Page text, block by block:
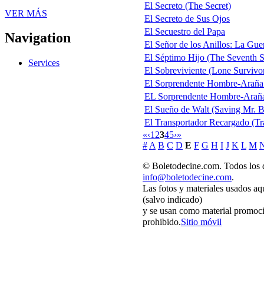
VER MÁS
Navigation
Services
El Secreto (The Secret)
El Secreto de Sus Ojos
El Secuestro del Papa
El Señor de los Anillos: La
El Séptimo Hijo (The Seventh
El Sobreviviente (Lone
El Sorprendente Hombre-
EL Sorprendente Hombre-
El Sueño de Walt (Saving Mr.
El Transportador Recargado
«‹1 2345›»
# A B C D E F G H I J K L M
© Boletodecine.com. Todos los
info@boletodecine.com.
Las fotos y materiales usados
(salvo indicado)
y se usan como material
prohibido.Sitio móvil